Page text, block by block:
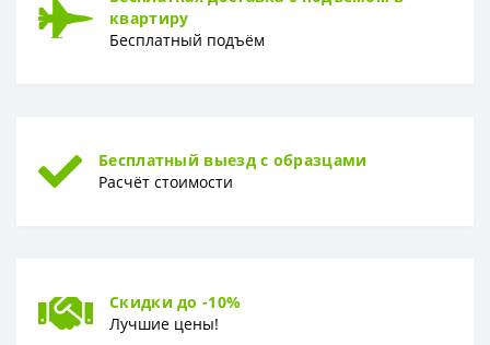
РУЛОН
квартиру
Бесплатный подъём
Бесплатный выезд с образцами
Расчёт стоимости
Скидки до -10%
Лучшие цены!